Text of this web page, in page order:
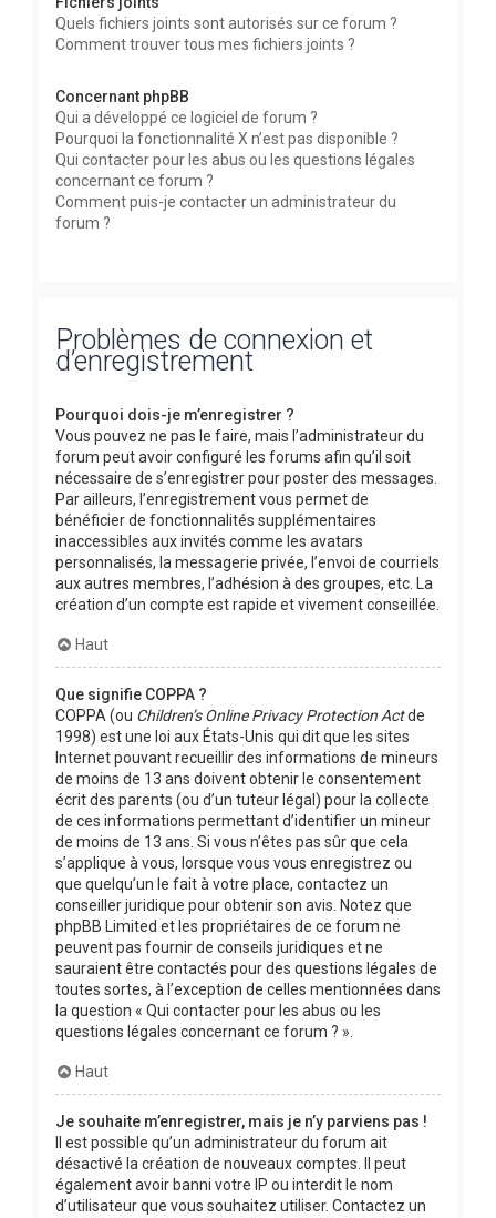
Quels fichiers joints sont autorisés sur ce forum ?
Comment trouver tous mes fichiers joints ?
Concernant phpBB
Qui a développé ce logiciel de forum ?
Pourquoi la fonctionnalité X n’est pas disponible ?
Qui contacter pour les abus ou les questions légales
concernant ce forum ?
Comment puis-je contacter un administrateur du
forum ?
Problèmes de connexion et
d’enregistrement
Pourquoi dois-je m’enregistrer ?
Vous pouvez ne pas le faire, mais l’administrateur du
forum peut avoir configuré les forums afin qu’il soit
nécessaire de s’enregistrer pour poster des messages.
Par ailleurs, l’enregistrement vous permet de
bénéficier de fonctionnalités supplémentaires
inaccessibles aux invités comme les avatars
personnalisés, la messagerie privée, l’envoi de courriels
aux autres membres, l’adhésion à des groupes, etc. La
création d’un compte est rapide et vivement conseillée.
Haut
Que signifie COPPA ?
COPPA (ou Children’s Online Privacy Protection Actde
1998) est une loi aux États-Unis qui dit que les sites
Internet pouvant recueillir des informations de mineurs
de moins de 13 ans doivent obtenir le consentement
écrit des parents (ou d’un tuteur légal) pour la collecte
de ces informations permettant d’identifier un mineur
de moins de 13 ans. Si vous n’êtes pas sûr que cela
s’applique à vous, lorsque vous vous enregistrez ou
que quelqu’un le fait à votre place, contactez un
conseiller juridique pour obtenir son avis. Notez que
phpBB Limited et les propriétaires de ce forum ne
peuvent pas fournir de conseils juridiques et ne
sauraient être contactés pour des questions légales de
toutes sortes, à l’exception de celles mentionnées dans
la question « Qui contacter pour les abus ou les
questions légales concernant ce forum ? ».
Haut
Je souhaite m’enregistrer, mais je n’y parviens pas !
Il est possible qu’un administrateur du forum ait
désactivé la création de nouveaux comptes. Il peut
également avoir banni votre IP ou interdit le nom
d’utilisateur que vous souhaitez utiliser. Contactez un